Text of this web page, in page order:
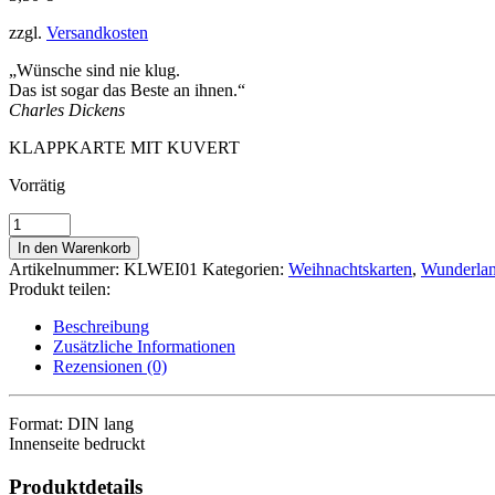
zzgl. Versandkosten
„Wünsche sind nie klug.
Das ist sogar das Beste an ihnen.“
Charles Dickens
KLAPPKARTE MIT KUVERT
Vorrätig
DER
WUNSCHZETTEL
Menge
In den Warenkorb
Artikelnummer: KLWEI01 Kategorien: Weihnachtskarten,
Produkt teilen:
Beschreibung
Zusätzliche Informationen
Rezensionen (0)
Format: DIN lang
Innenseite bedruckt
Produktdetails